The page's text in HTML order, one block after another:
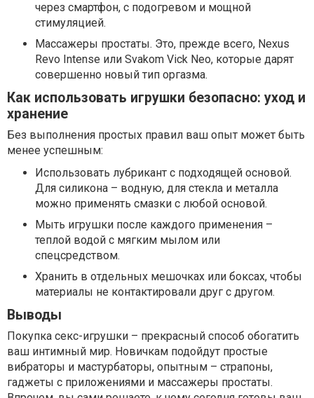
через смартфон, с подогревом и мощной
стимуляцией.
Массажеры простаты. Это, прежде всего, Nexus
Revo Intense или Svakom Vick Neo, которые дарят
совершенно новый тип оргазма.
Как использовать игрушки безопасно: уход и
хранение
Без выполнения простых правил ваш опыт может быть
менее успешным:
Использовать лубрикант с подходящей основой.
Для силикона – водную, для стекла и металла
можно применять смазки с любой основой.
Мыть игрушки после каждого применения –
теплой водой с мягким мылом или
спецсредством.
Хранить в отдельных мешочках или боксах, чтобы
материалы не контактировали друг с другом.
Выводы
Покупка секс-игрушки – прекрасный способ обогатить
ваш интимный мир. Новичкам подойдут простые
вибраторы и мастурбаторы, опытным – страпоны,
гаджеты с приложениями и массажеры простаты.